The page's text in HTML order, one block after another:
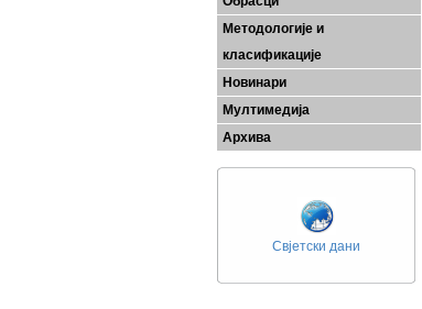
Методологије и
класификације
Новинари
Мултимедија
Архива
Свјетски дани